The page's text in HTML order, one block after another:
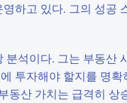
하고 있다. 그의 성공
석이다. 그는 부동산
투자해야 할지를 명
동산 가치는 급격히